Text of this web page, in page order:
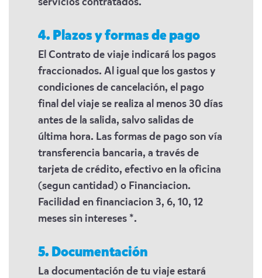
servicios contratados.
4. Plazos y formas de pago
El Contrato de viaje indicará los pagos
fraccionados. Al igual que los gastos y
condiciones de cancelación, el pago
final del viaje se realiza al menos 30 días
antes de la salida, salvo salidas de
última hora. Las formas de pago son vía
transferencia bancaria, a través de
tarjeta de crédito, efectivo en la oficina
(segun cantidad) o Financiacion.
Facilidad en financiacion 3, 6, 10, 12
meses sin intereses *.
5. Documentación
La documentación de tu viaje estará